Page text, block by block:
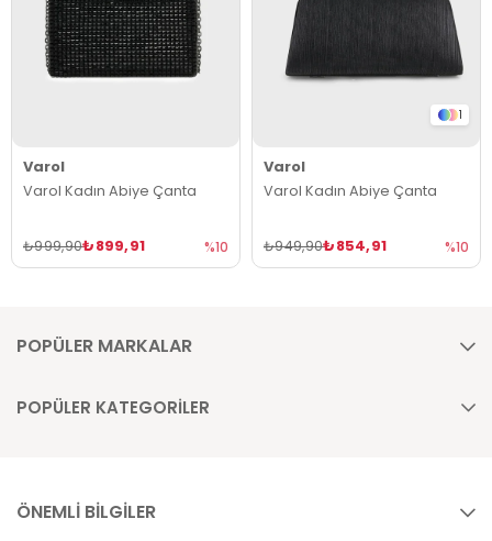
Varol
Varol Kadın Abiye Çanta
₺899,91
₺999,90 %10
1
Varol
Varol Kadın Abiye Çanta
₺854,91
₺949,90 %10
POPÜLER MARKALAR
POPÜLER KATEGORİLER
ÖNEMLİ BİLGİLER